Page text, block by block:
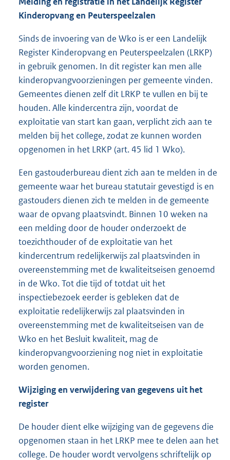
Kinderopvang en Peuterspeelzalen
Sinds de invoering van de Wko is er een Landelijk
Register Kinderopvang en Peuterspeelzalen (LRKP)
in gebruik genomen. In dit register kan men alle
kinderopvangvoorzieningen per gemeente vinden.
Gemeentes dienen zelf dit LRKP te vullen en bij te
houden. Alle kindercentra zijn, voordat de
exploitatie van start kan gaan, verplicht zich aan te
melden bij het college, zodat ze kunnen worden
opgenomen in het LRKP (art. 45 lid 1 Wko).
Een gastouderbureau dient zich aan te melden in de
gemeente waar het bureau statutair gevestigd is en
gastouders dienen zich te melden in de gemeente
waar de opvang plaatsvindt. Binnen 10 weken na
een melding door de houder onderzoekt de
toezichthouder of de exploitatie van het
kindercentrum redelijkerwijs zal plaatsvinden in
overeenstemming met de kwaliteitseisen genoemd
in de Wko. Tot die tijd of totdat uit het
inspectiebezoek eerder is gebleken dat de
exploitatie redelijkerwijs zal plaatsvinden in
overeenstemming met de kwaliteitseisen van de
Wko en het Besluit kwaliteit, mag de
kinderopvangvoorziening nog niet in exploitatie
worden genomen.
Wijziging en verwijdering van gegevens uit het
register
De houder dient elke wijziging van de gegevens die
opgenomen staan in het LRKP mee te delen aan het
college. De houder wordt vervolgens schriftelijk op